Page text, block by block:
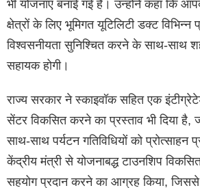
भी योजनाएं बनाई गई हैं। उन्होंने कहा कि
क्षेत्रों के लिए भूमिगत यूटिलिटी डक्ट
विश्वसनीयता सुनिश्चित करने के साथ-साथ
सहायक होगी।
राज्य सरकार ने स्काइवॉक सहित एक
सेंटर विकसित करने का प्रस्ताव भी दिया है,
साथ-साथ पर्यटन गतिविधियों को प्रोत्साहन
केंद्रीय मंत्री से योजनाबद्ध टाउनशिप
सहयोग प्रदान करने का आग्रह किया, जिससे